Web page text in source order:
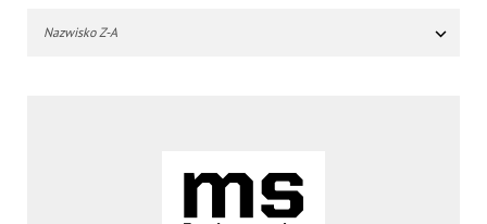
Nazwisko Z-A